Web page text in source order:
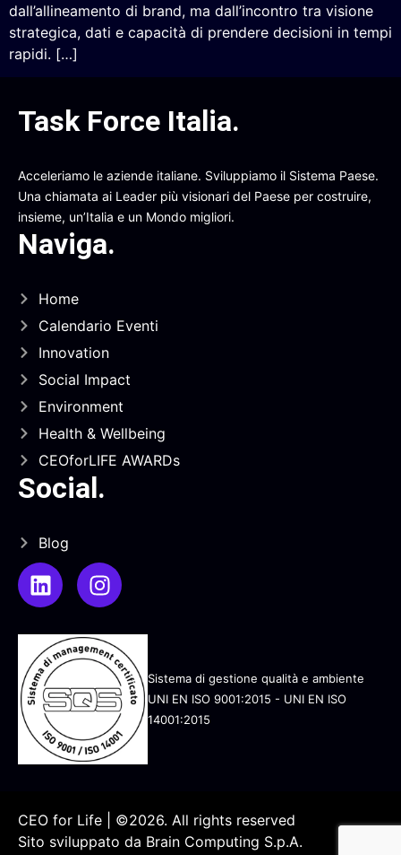
dall’allineamento di brand, ma dall’incontro tra visione
strategica, dati e capacità di prendere decisioni in tempi
rapidi. […]
Task Force Italia.
Acceleriamo le aziende italiane. Sviluppiamo il Sistema Paese.
Una chiamata ai Leader più visionari del Paese per costruire,
insieme, un’Italia e un Mondo migliori.
Naviga.
Home
Calendario Eventi
Innovation
Social Impact
Environment
Health & Wellbeing
CEOforLIFE AWARDs
Social .
Blog
Sistema di gestione qualità e ambiente
UNI EN ISO 9001:2015 - UNI EN ISO
14001:2015
CEO for Life | ©2026. All rights reserved
Sito sviluppato da Brain Computing S.p.A.